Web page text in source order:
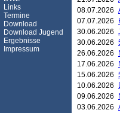
Links
Termine
Download
Download Jugend
Ergebnisse
Impressum
08.07.2026
07.07.2026
30.06.2026
30.06.2026
26.06.2026
17.06.2026
15.06.2026
10.06.2026
09.06.2026
03.06.2026